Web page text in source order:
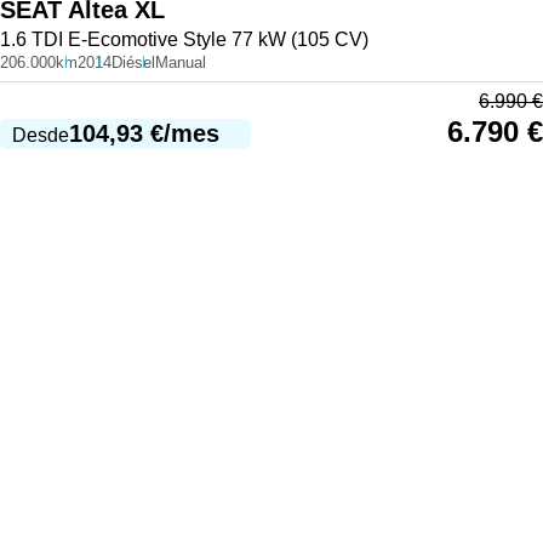
SEAT Altea XL
1.6 TDI E-Ecomotive Style 77 kW (105 CV)
206.000km2014DiéselManual
Desde104,93 €/mes
6.990€
6.790 €